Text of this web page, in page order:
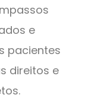
e
pacientes
direitos e